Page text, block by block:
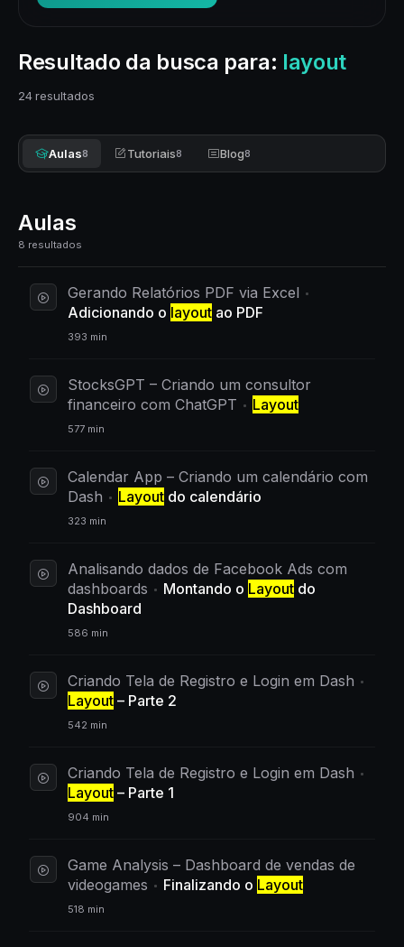
Resultado da busca para: layout
24 resultados
Aulas8 Tutoriais8 Blog8
Aulas
8 resultados
Gerando Relatórios PDF via Excel
Adicionando o layout ao PDF
393 min
StocksGPT – Criando um consultor
financeiro com ChatGPT
Layout
577 min
Calendar App – Criando um calendário com
Dash
Layout do calendário
323 min
Analisando dados de Facebook Ads com
dashboards
Montando o Layout do
Dashboard
586 min
Criando Tela de Registro e Login em Dash
Layout – Parte 2
542 min
Criando Tela de Registro e Login em Dash
Layout – Parte 1
904 min
Game Analysis – Dashboard de vendas de
videogames
Finalizando o Layout
518 min